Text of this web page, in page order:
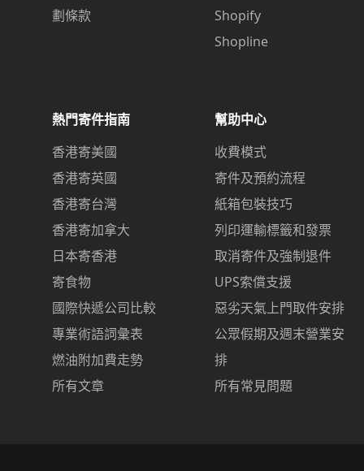
劃條款
Shopify
Shopline
熱門寄件指南
香港寄美國
香港寄英國
香港寄台灣
香港寄加拿大
日本寄香港
寄食物
國際快遞公司比較
專業術語詞彙表
燃油附加費走勢
所有文章
幫助中心
收費模式
寄件及預約流程
紙箱包裝技巧
列印運輸標籤和發票
取消寄件及強制退件
UPS索償支援
惡劣天氣上門取件安排
公眾假期及週末營業安
排
所有常見問題